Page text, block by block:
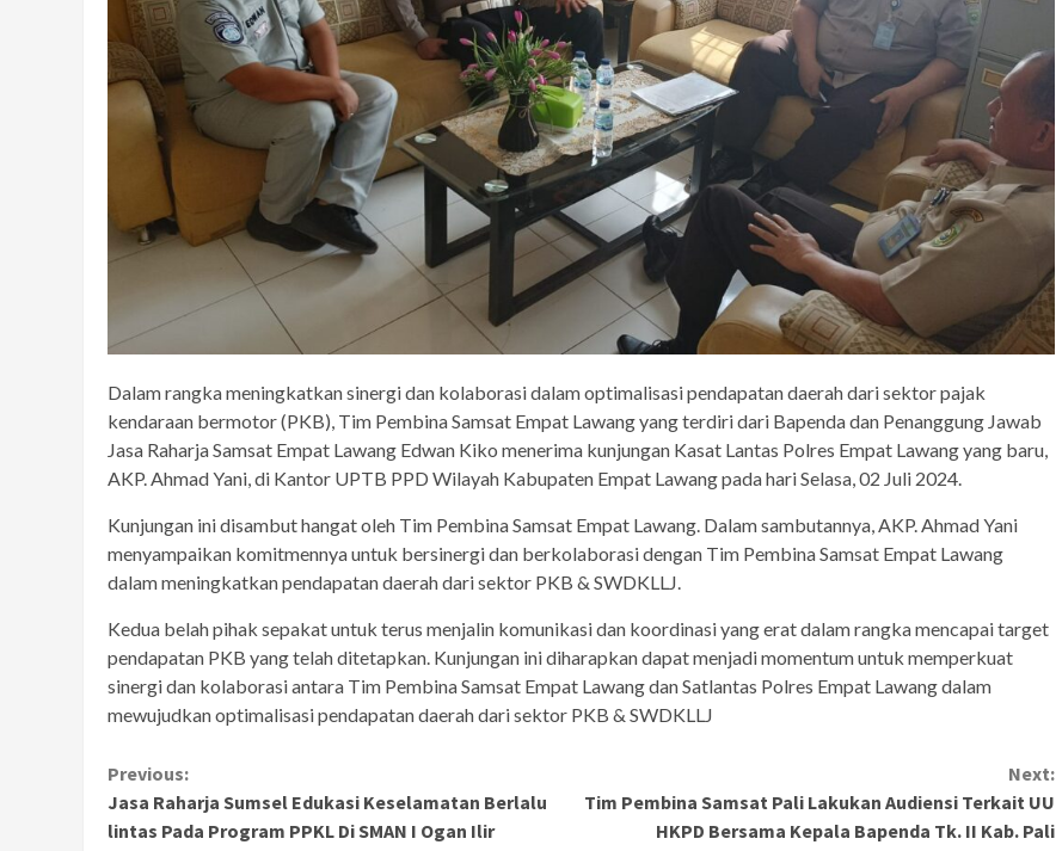
Dalam rangka meningkatkan sinergi dan kolaborasi dalam optimalisasi pendapatan daerah dari sektor pajak
kendaraan bermotor (PKB), Tim Pembina Samsat Empat Lawang yang terdiri dari Bapenda dan Penanggung Jawab
Jasa Raharja Samsat Empat Lawang Edwan Kiko menerima kunjungan Kasat Lantas Polres Empat Lawang yang baru,
AKP. Ahmad Yani, di Kantor UPTB PPD Wilayah Kabupaten Empat Lawang pada hari Selasa, 02 Juli 2024.
Kunjungan ini disambut hangat oleh Tim Pembina Samsat Empat Lawang. Dalam sambutannya, AKP. Ahmad Yani
menyampaikan komitmennya untuk bersinergi dan berkolaborasi dengan Tim Pembina Samsat Empat Lawang
dalam meningkatkan pendapatan daerah dari sektor PKB & SWDKLLJ.
Kedua belah pihak sepakat untuk terus menjalin komunikasi dan koordinasi yang erat dalam rangka mencapai target
pendapatan PKB yang telah ditetapkan. Kunjungan ini diharapkan dapat menjadi momentum untuk memperkuat
sinergi dan kolaborasi antara Tim Pembina Samsat Empat Lawang dan Satlantas Polres Empat Lawang dalam
mewujudkan optimalisasi pendapatan daerah dari sektor PKB & SWDKLLJ
Continue
Reading
Previous:
Jasa Raharja Sumsel Edukasi Keselamatan Berlalu
lintas Pada Program PPKL Di SMAN I Ogan Ilir
Next:
Tim Pembina Samsat Pali Lakukan Audiensi Terkait UU
HKPD Bersama Kepala Bapenda Tk. II Kab. Pali